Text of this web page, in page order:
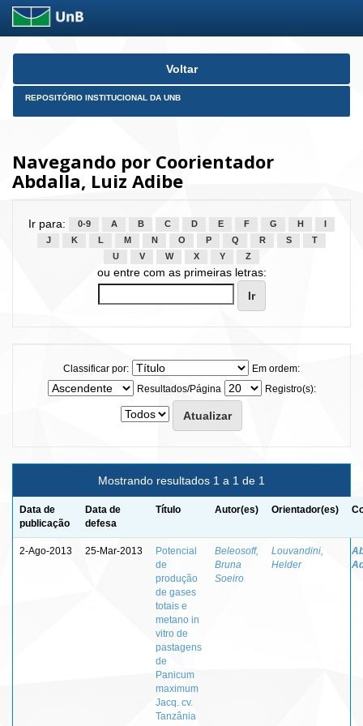
Skip
Voltar
REPOSITÓRIO INSTITUCIONAL DA UNB
Navegando por Coorientador
Abdalla, Luiz Adibe
Ir para: 0-9 A B C D E F G H
J
K L M N O P Q R S
T
U
V W X Y Z
ou entre com as primeiras letras:
Classificar por:
Em ordem:
Resultados/Página
Registro(s):
Mostrando resultados 1 a 1 de 1
Data de
publicação
Data de
defesa
Título Autor(es) Orientador(es)
2-Ago-2013 25-Mar-2013
Potencial
de
produção
de gases
totais e
metano in
vitro de
pastagens
de
Panicum
maximum
Jacq. cv.
Tanzânia
Beleosoff,
Bruna
Soeiro
Louvandini,
Helder